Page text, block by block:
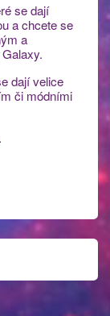
se dají
a chcete se
a
dají velice
či módními